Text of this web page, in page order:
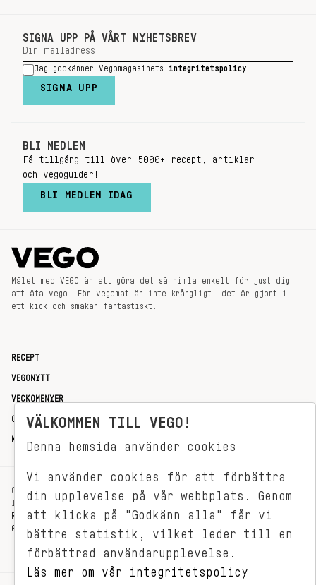
SIGNA UPP PÅ VÅRT NYHETSBREV
Jag godkänner Vegomagasinets integritetspolicy
SIGNA UPP
BLI MEDLEM
Få tillgång till över 5000+ recept, artiklar
och vegoguider!
BLI MEDLEM IDAG
Målet med VEGO är att göra det så himla enkelt för just dig
att äta vego. För vegomat är inte krångligt, det är gjort i
ett kick och smakar fantastiskt.
RECEPT
VEGONYTT
VECKOMENYER
OM OSS
KONTAKT
OXENSTIERNSGATAN 33
114 27 STOCKHOLM
REDAKTIONEN@VEGOMAGASINET.SE
08-799 62 01
VÄLKOMMEN TILL VEGO!
Denna hemsida använder cookies
Vi använder cookies för att förbättra
din upplevelse på vår webbplats. Genom
att klicka på "Godkänn alla" får vi
bättre statistik, vilket leder till en
förbättrad användarupplevelse.
Läs mer om vår integritetspolicy